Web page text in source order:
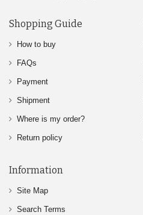
Shopping Guide
How to buy
FAQs
Payment
Shipment
Where is my order?
Return policy
Information
Site Map
Search Terms